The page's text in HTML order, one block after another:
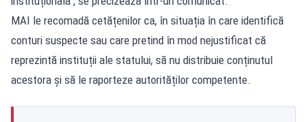
MAI le recomadă cetățenilor ca, în situația în care identifică
conturi suspecte sau care pretind în mod nejustificat că
reprezintă instituții ale statului, să nu distribuie conținutul
acestora și să le raporteze autorităților competente.